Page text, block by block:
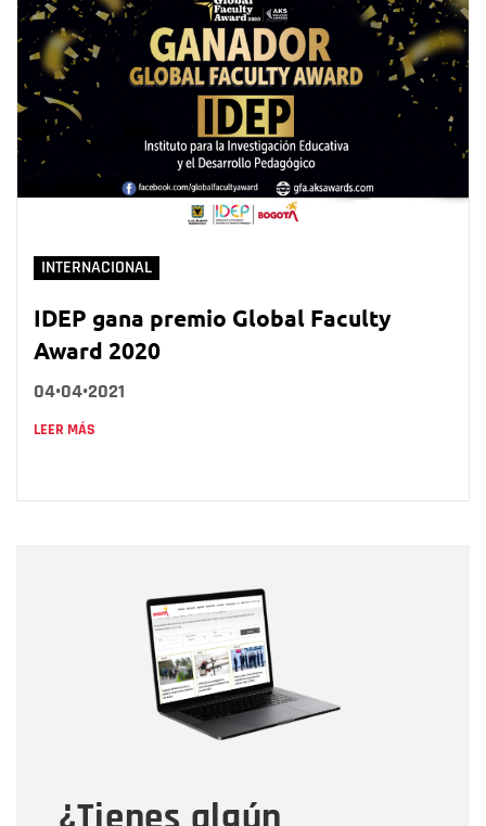
INTERNACIONAL
IDEP gana premio Global Faculty
Award 2020
04•04•2021
LEER MÁS
Correo electrónico
Tipo de comentario
Mensaje